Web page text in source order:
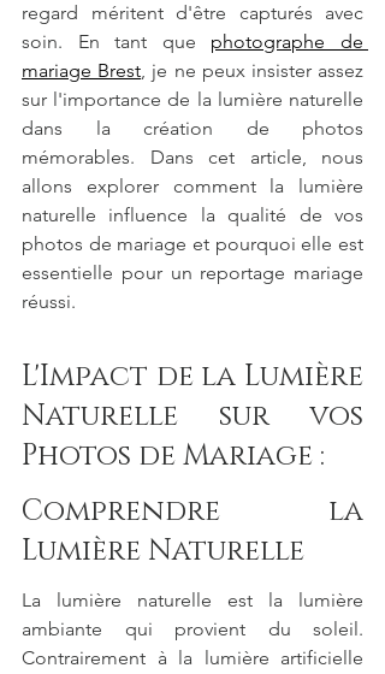
regard méritent d'être capturés avec
soin. En tant que photographe de
mariage Brest, je ne peux insister assez
sur l'importance de la lumière naturelle
dans la création de photos
mémorables. Dans cet article, nous
allons explorer comment la lumière
naturelle influence la qualité de vos
photos de mariage et pourquoi elle est
essentielle pour un reportage mariage
réussi.
L'Impact de la Lumière
Naturelle sur vos
Photos de Mariage :
Comprendre la
Lumière Naturelle
La lumière naturelle est la lumière
ambiante qui provient du soleil.
Contrairement à la lumière artificielle